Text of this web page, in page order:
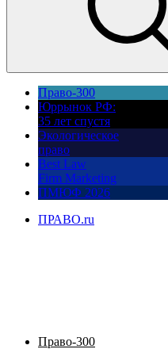
Право-300
Юррынок РФ:
35 лет спустя
Экологическое
право
Best Law
Firm Marketing
ПМЮФ 2026
ПРАВО.ru
Право-300